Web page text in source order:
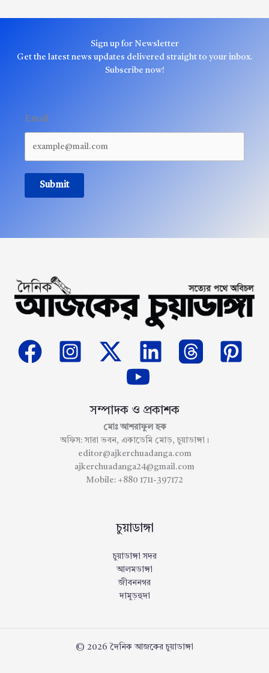
Sign up for Newsletter
Get the latest news updates delivered straight to your inbox.
Subscribe now!
Email
Submit
সম্পাদক ও প্রকাশক
মোঃ আশরাফুল হক
অফিস: সারা ভবন, একাডেমি মোড়, চুয়াডাঙ্গা।
editor@ajkerchuadanga.com
ajkerchuadanga24@gmail.com
Mobile: +880 1711-397172
চুয়াডাঙ্গা
চুয়াডাঙ্গা সদর
আলমডাঙ্গা
জীবননগর
দামুড়হুদা
© 2026 দৈনিক আজকের চুয়াডাঙ্গা